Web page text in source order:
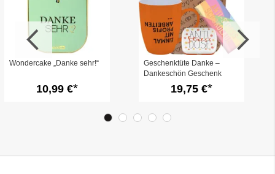
Wondercake „Danke sehr!“
10,99 €
Geschenktüte Danke –
Dankeschön Geschenk
„Tausend Dank“ (Set 5)
19,75 €